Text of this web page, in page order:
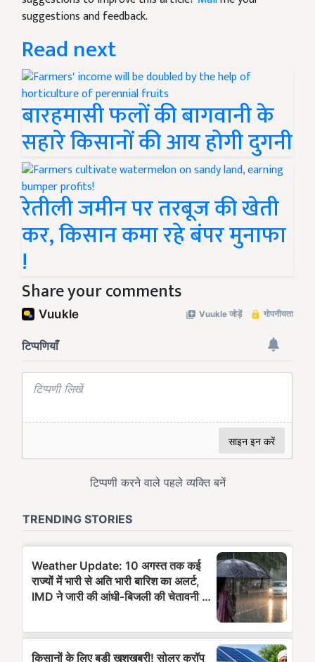
suggestions and feedback.
Read next
बारहमासी फलों की बागवानी के
सहारे किसानों की आय होगी दुगनी
रेतीली जमीन पर तरबूज की खेती
कर, किसान कमा रहे बंपर मुनाफा
!
Share your comments